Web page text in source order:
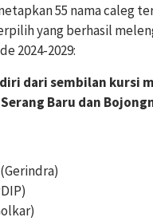
55 nama caleg
yang berhasil
2024-2029:
dari sembilan kursi
Baru dan